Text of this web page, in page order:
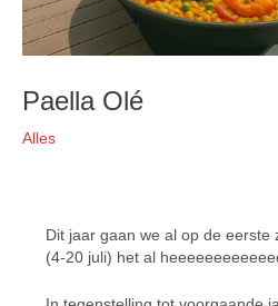
Paella Olé
Alles
Dit jaar gaan we al op de eerste
(4-20 juli) het al